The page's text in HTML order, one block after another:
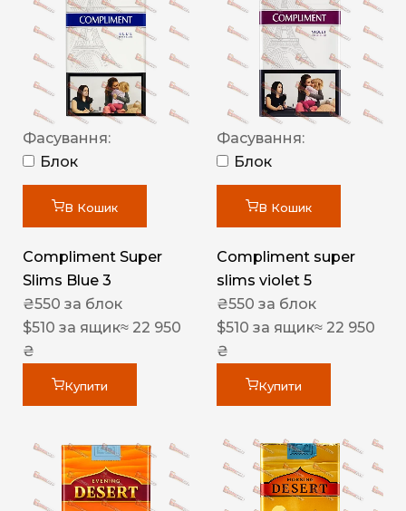
Фасування:
Блок
В Кошик
Compliment Super
Slims Blue 3
₴550 за блок
$510 за ящик≈ 22 950
₴
Купити
Фасування:
Блок
В Кошик
Compliment super
slims violet 5
₴550 за блок
$510 за ящик≈ 22 950
₴
Купити